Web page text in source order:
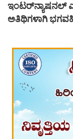
ಇಂಟರ್‌ನ್ಯಾಷನಲ್
ಅತಿಥಿಗಳಾಗಿ